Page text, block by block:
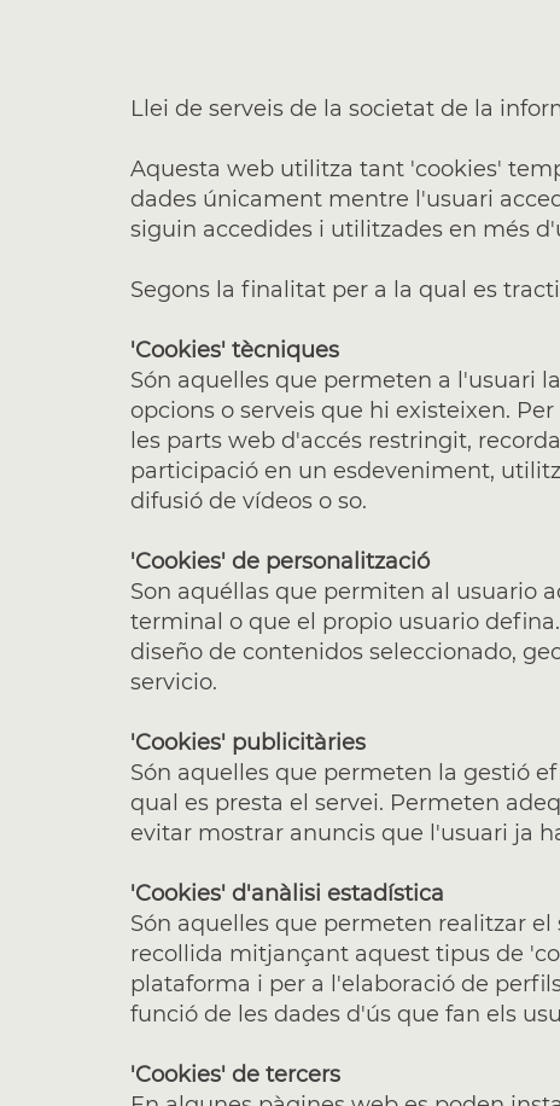
Llei de serveis de la societat de la
Aquesta web utilitza tant 'cookies'
dades únicament mentre l'usuari
siguin accedides i utilitzades en més
Segons la finalitat per a la qual es
'Cookies' tècniques
Són aquelles que permeten a l'usuari
opcions o serveis que hi existeixen.
les parts web d'accés restringit,
participació en un esdeveniment,
difusió de vídeos o so.
'Cookies' de personalització
Son aquéllas que permiten al usuario
terminal o que el propio usuario
diseño de contenidos seleccionado,
servicio.
'Cookies' publicitàries
Són aquelles que permeten la gestió
qual es presta el servei. Permeten
evitar mostrar anuncis que l'usuari ja
'Cookies' d'anàlisi estadística
Són aquelles que permeten realitzar
recollida mitjançant aquest tipus de
plataforma i per a l'elaboració de
funció de les dades d'ús que fan els
'Cookies' de tercers